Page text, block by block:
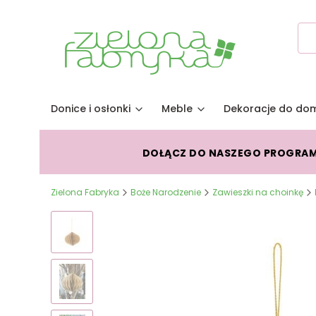
Donice i osłonki Meble Dekoracje do
DOŁĄCZ DO NASZEGO
Zielona Fabryka Boże Narodzenie Zawieszki na choinkę